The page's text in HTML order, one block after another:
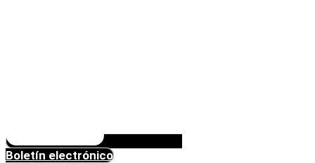
Boletín electrónico